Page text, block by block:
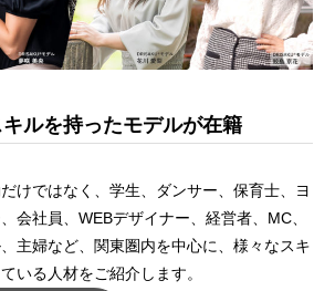
ルを持ったモデルが在籍
けではなく、学生、ダンサー、保育士、ヨ
会社員、WEBデザイナー、経営者、MC、
主婦など、関東圏内を中心に、様々なスキ
いる人材をご紹介します。